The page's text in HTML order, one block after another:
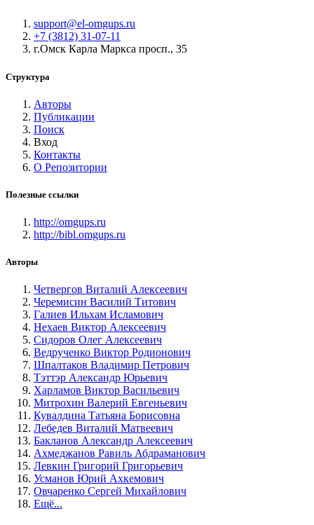
support@el-omgups.ru
+7 (3812) 31-07-11
г.Омск Карла Маркса просп., 35
Структура
Авторы
Публикации
Поиск
Вход
Контакты
О Репозитории
Полезные ссылки
http://omgups.ru
http://bibl.omgups.ru
Авторы
Четвергов Виталий Алексеевич
Черемисин Василий Титович
Галиев Ильхам Исламович
Нехаев Виктор Алексеевич
Сидоров Олег Алексеевич
Ведрученко Виктор Родионович
Шпалтаков Владимир Петрович
Тэттэр Александр Юрьевич
Харламов Виктор Васильевич
Митрохин Валерий Евгеньевич
Кувалдина Татьяна Борисовна
Лебедев Виталий Матвеевич
Бакланов Александр Алексеевич
Ахмеджанов Равиль Абдраманович
Левкин Григорий Григорьевич
Усманов Юрий Ахкемович
Овчаренко Сергей Михайлович
Ещё...